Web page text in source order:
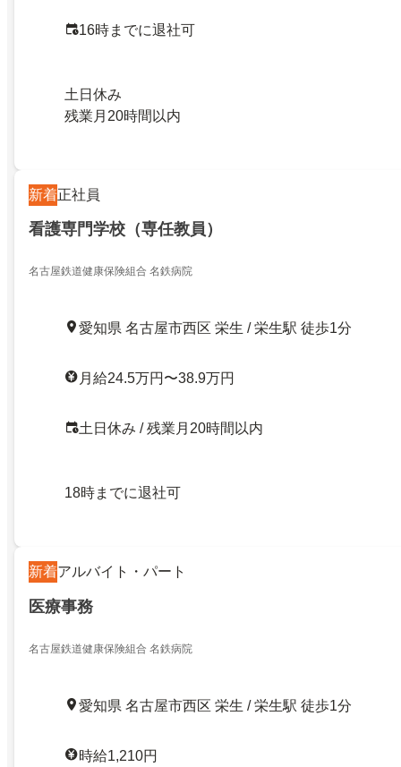
16時までに退社可
土日休み
残業月20時間以内
新着正社員
看護専門学校（専任教員）
名古屋鉄道健康保険組合 名鉄病院
愛知県 名古屋市西区 栄生 / 栄生駅 徒歩1分
月給24.5万円〜38.9万円
土日休み / 残業月20時間以内
18時までに退社可
新着アルバイト・パート
医療事務
名古屋鉄道健康保険組合 名鉄病院
愛知県 名古屋市西区 栄生 / 栄生駅 徒歩1分
時給1,210円